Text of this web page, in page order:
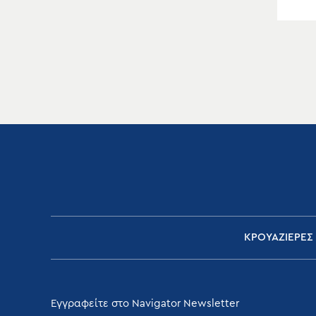
ΚΡΟΥΑΖΙΕΡΕΣ
Εγγραφείτε στο Navigator Newsletter